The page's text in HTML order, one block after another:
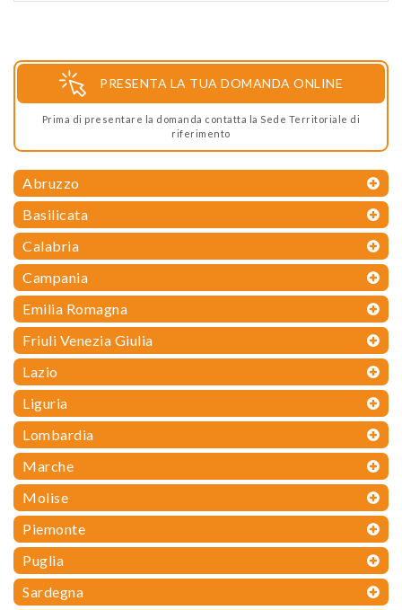
PRESENTA LA TUA DOMANDA ONLINE
Prima di presentare la domanda contatta la Sede Territoriale di
riferimento
Abruzzo
Basilicata
Calabria
Campania
Emilia Romagna
Friuli Venezia Giulia
Lazio
Liguria
Lombardia
Marche
Molise
Piemonte
Puglia
Sardegna